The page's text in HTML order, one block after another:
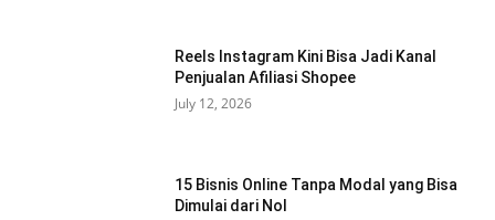
Reels Instagram Kini Bisa Jadi Kanal
Penjualan Afiliasi Shopee
July 12, 2026
15 Bisnis Online Tanpa Modal yang Bisa
Dimulai dari Nol